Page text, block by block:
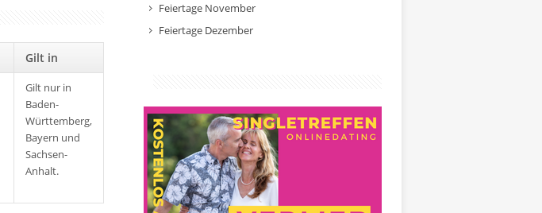
Gilt in
Gilt nur in
Baden-
Württemberg,
Bayern und
Sachsen-
Anhalt.
Feiertage November
Feiertage Dezember